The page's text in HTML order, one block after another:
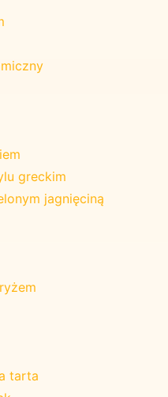
greckim
jagnięciną
tarta